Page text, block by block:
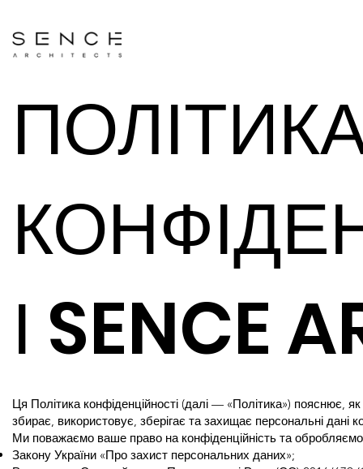
І SENCE
Ця Політика конфіденційності (далі — «Політика») пояснює,
збирає, використовує, зберігає та захищає персональні дані
Ми поважаємо ваше право на конфіденційність та обробляємо
Закону України «Про захист персональних даних»;